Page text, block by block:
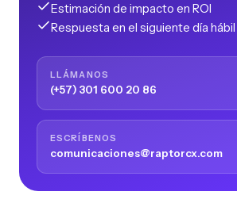
Estimación de impacto en ROI
Respuesta en el siguiente día hábil
LLÁMANOS
(+57) 301 600 20 86
ESCRÍBENOS
comunicaciones@raptorcx.com